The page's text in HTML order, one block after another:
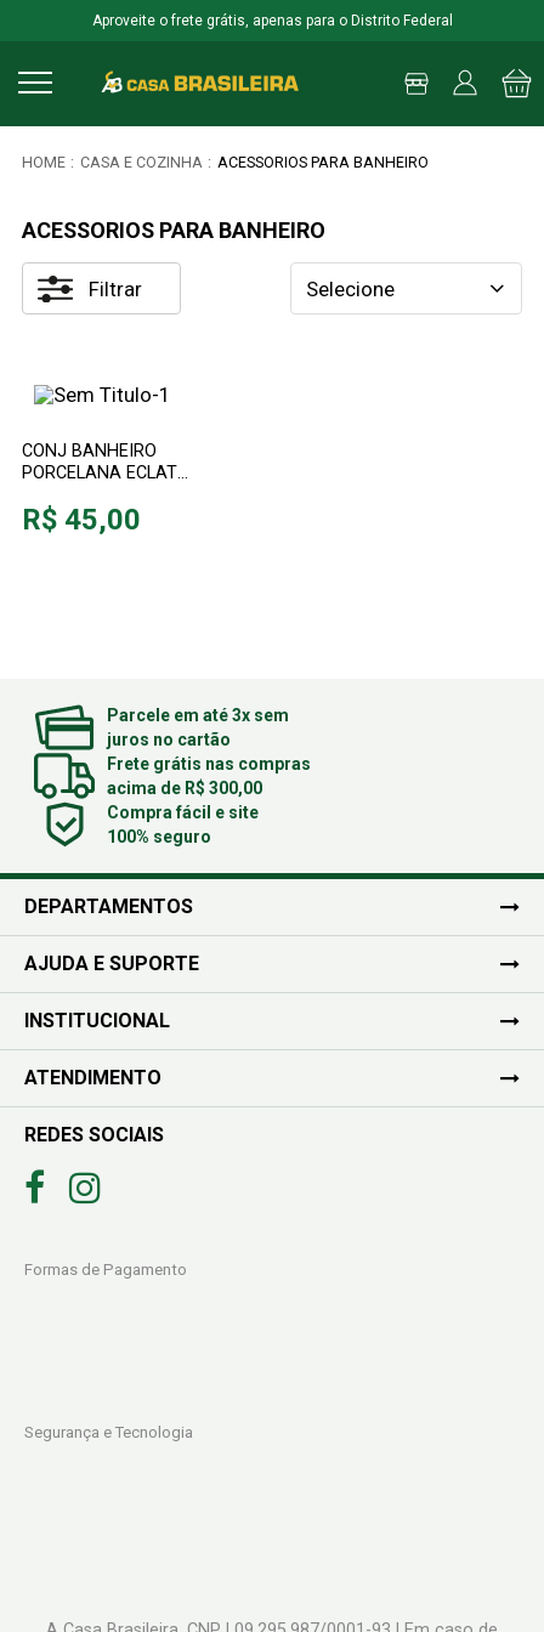
Aproveite o frete grátis, apenas para o Distrito Federal
CASA E COZINHA ACESSORIOS PARA BANHEIRO
ACESSORIOS PARA BANHEIRO
Filtrar Selecione
CONJ BANHEIRO
PORCELANA ECLAT
SORTIDAS 2PCS
R$ 45,00
Parcele em até 3x sem
juros no cartão
Frete grátis nas compras
acima de R$ 300,00
Compra fácil e site
100% seguro
DEPARTAMENTOS
AJUDA E SUPORTE
INSTITUCIONAL
ATENDIMENTO
REDES SOCIAIS
Formas de Pagamento
Segurança e Tecnologia